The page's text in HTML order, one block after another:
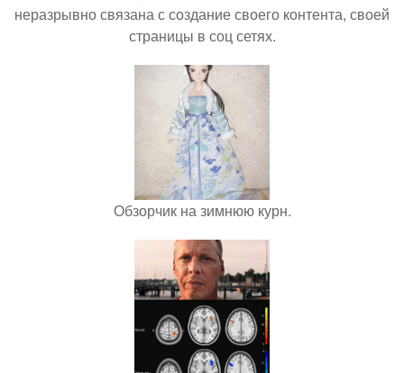
неразрывно связана с создание своего контента, своей
страницы в соц сетях.
Обзорчик на зимнюю курн.